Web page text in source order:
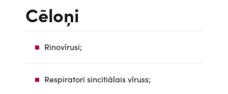
Cēloņi
Rinovīrusi;
Respiratori sincitiālais vīruss;